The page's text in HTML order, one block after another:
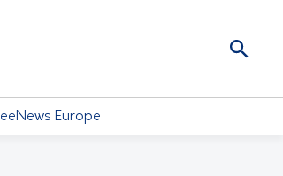
eeNews Europe